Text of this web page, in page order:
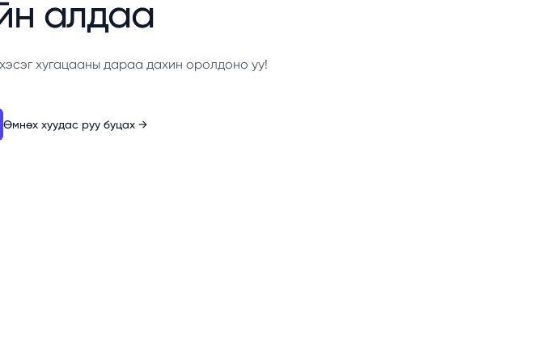
алдаа
хугацааны дараа дахин оролдоно уу!
Өмнөх хуудас руу буцах →